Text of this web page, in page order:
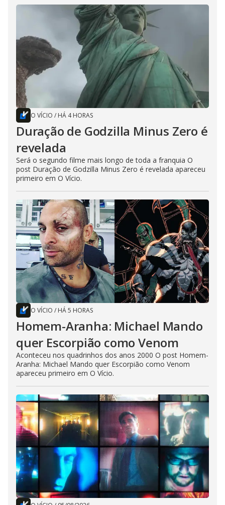
O VÍCIO / HÁ 4 HORAS
Duração de Godzilla Minus Zero é
revelada
Será o segundo filme mais longo de toda a franquia O
post Duração de Godzilla Minus Zero é revelada apareceu
primeiro em O Vício.
O VÍCIO / HÁ 5 HORAS
Homem-Aranha: Michael Mando
quer Escorpião como Venom
Aconteceu nos quadrinhos dos anos 2000 O post Homem-
Aranha: Michael Mando quer Escorpião como Venom
apareceu primeiro em O Vício.